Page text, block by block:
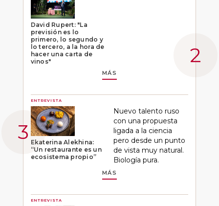
David Rupert: "La
previsión es lo
primero, lo segundo y
lo tercero, a la hora de
hacer una carta de
vinos"
MÁS
ENTREVISTA
Ekaterina Alekhina:
“Un restaurante es un
ecosistema propio”
Nuevo talento ruso
con una propuesta
ligada a la ciencia
pero desde un punto
de vista muy natural.
Biología pura.
MÁS
ENTREVISTA